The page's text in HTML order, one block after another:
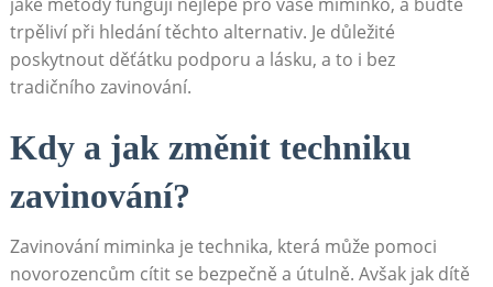
trpěliví při hledání těchto alternativ. Je důležité
poskytnout děťátku podporu a lásku, a to i bez
tradičního zavinování.
Kdy a jak změnit techniku
zavinování?
Zavinování miminka je technika, která může pomoci
novorozencům cítit se bezpečně a útulně. Avšak jak dítě